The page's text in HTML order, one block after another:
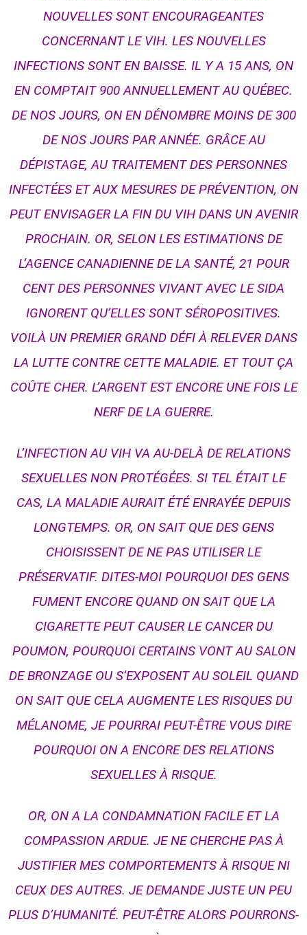
NOUVELLES SONT ENCOURAGEANTES
CONCERNANT LE VIH. LES NOUVELLES
INFECTIONS SONT EN BAISSE. IL Y A 15 ANS, ON
EN COMPTAIT 900 ANNUELLEMENT AU QUÉBEC.
DE NOS JOURS, ON EN DÉNOMBRE MOINS DE 300
DE NOS JOURS PAR ANNÉE. GRÂCE AU
DÉPISTAGE, AU TRAITEMENT DES PERSONNES
INFECTÉES ET AUX MESURES DE PRÉVENTION, ON
PEUT ENVISAGER LA FIN DU VIH DANS UN AVENIR
PROCHAIN. OR, SELON LES ESTIMATIONS DE
L’AGENCE CANADIENNE DE LA SANTÉ, 21 POUR
CENT DES PERSONNES VIVANT AVEC LE SIDA
IGNORENT QU’ELLES SONT SÉROPOSITIVES.
VOILÀ UN PREMIER GRAND DÉFI À RELEVER DANS
LA LUTTE CONTRE CETTE MALADIE. ET TOUT ÇA
COÛTE CHER. L’ARGENT EST ENCORE UNE FOIS LE
NERF DE LA GUERRE.
L’INFECTION AU VIH VA AU-DELÀ DE RELATIONS
SEXUELLES NON PROTÉGÉES. SI TEL ÉTAIT LE
CAS, LA MALADIE AURAIT ÉTÉ ENRAYÉE DEPUIS
LONGTEMPS. OR, ON SAIT QUE DES GENS
CHOISISSENT DE NE PAS UTILISER LE
PRÉSERVATIF. DITES-MOI POURQUOI DES GENS
FUMENT ENCORE QUAND ON SAIT QUE LA
CIGARETTE PEUT CAUSER LE CANCER DU
POUMON, POURQUOI CERTAINS VONT AU SALON
DE BRONZAGE OU S’EXPOSENT AU SOLEIL QUAND
ON SAIT QUE CELA AUGMENTE LES RISQUES DU
MÉLANOME, JE POURRAI PEUT-ÊTRE VOUS DIRE
POURQUOI ON A ENCORE DES RELATIONS
SEXUELLES À RISQUE.
OR, ON A LA CONDAMNATION FACILE ET LA
COMPASSION ARDUE. JE NE CHERCHE PAS À
JUSTIFIER MES COMPORTEMENTS À RISQUE NI
CEUX DES AUTRES. JE DEMANDE JUSTE UN PEU
PLUS D’HUMANITÉ. PEUT-ÊTRE ALORS POURRONS-